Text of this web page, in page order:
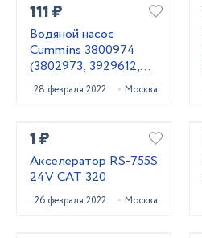
111 ₽
Водяной насос
Cummins 3800974
(3802973, 3929612,
3285323, 4376357,
4955529, 3802442,
28 февраля 2022 Москва
1 ₽
Акселератор RS-755S
24V CAT 320
26 февраля 2022 Москва